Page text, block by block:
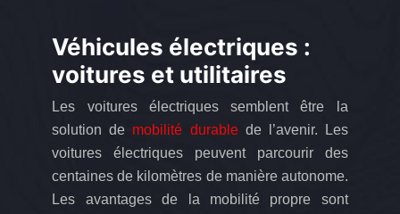
Véhicules électriques :
voitures et utilitaires
Les voitures électriques semblent être la
solution de mobilité durablede l’avenir. Les
voitures électriques peuvent parcourir des
centaines de kilomètres de manière autonome.
Les avantages de la mobilité propre sont